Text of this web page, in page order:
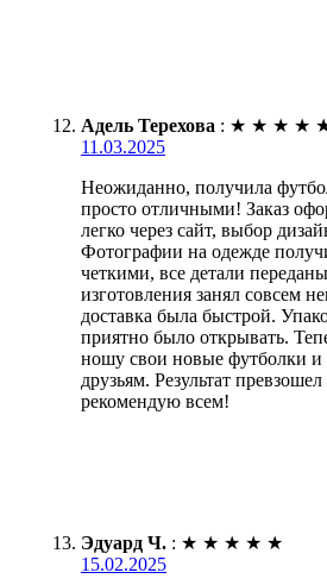
Адель Терехова : ★ ★ ★ ★
11.03.2025
Неожиданно, получила
просто отличными! Заказ
легко через сайт, выбор
Фотографии на одежде
четкими, все детали
изготовления занял совсем
доставка была быстрой.
приятно было открывать.
ношу свои новые футболки и
друзьям. Результат
рекомендую всем!
Эдуард Ч. : ★ ★ ★ ★ ★
15.02.2025